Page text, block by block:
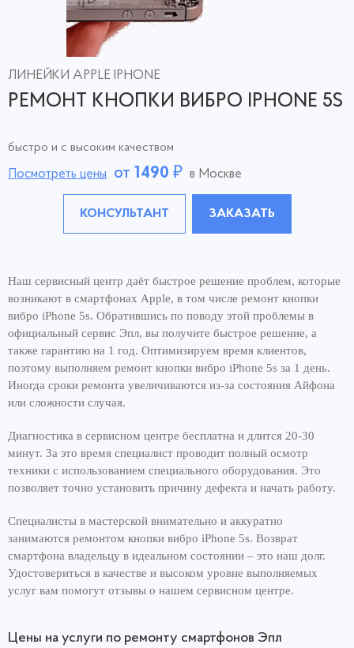
ЛИНЕЙКИ APPLE IPHONE
РЕМОНТ КНОПКИ ВИБРО IPHONE 5S
быстро и с высоким качеством
Посмотреть цены от 1490 ₽ в Москве
КОНСУЛЬТАНТ ЗАКАЗАТЬ
Наш сервисный центр даёт быстрое решение проблем, которые
возникают в смартфонах Apple, в том числе ремонт кнопки
вибро iPhone 5s. Обратившись по поводу этой проблемы в
официальный сервис Эпл, вы получите быстрое решение, а
также гарантию на 1 год. Оптимизируем время клиентов,
поэтому выполняем ремонт кнопки вибро iPhone 5s за 1 день.
Иногда сроки ремонта увеличиваются из-за состояния Айфона
или сложности случая.
Диагностика в сервисном центре бесплатна и длится 20-30
минут. За это время специалист проводит полный осмотр
техники с использованием специального оборудования. Это
позволяет точно установить причину дефекта и начать работу.
Специалисты в мастерской внимательно и аккуратно
занимаются ремонтом кнопки вибро iPhone 5s. Возврат
смартфона владельцу в идеальном состоянии – это наш долг.
Удостовериться в качестве и высоком уровне выполняемых
услуг вам помогут отзывы о нашем сервисном центре.
Цены на услуги по ремонту смартфонов Эпл